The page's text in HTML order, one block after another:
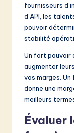
fournisseurs
d’API, les
pouvoir
stabilité
Un fort pouvoir
augmenter
vos marges.
donne une
meilleurs
Évaluer